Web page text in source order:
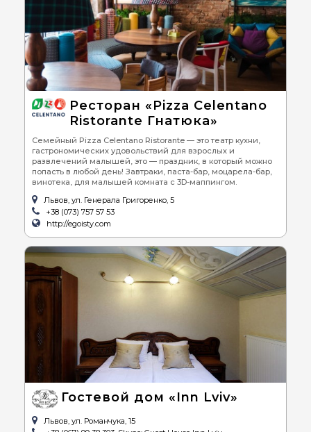
Ресторан «Pizza Celentano
Ristorante Гнатюка»
Семейный Pizza Celentano Ristorante — это театр кухни,
гастрономических удовольствий для взрослых и
развлечений малышей, это — праздник, в который можно
попасть в любой день! Завтраки, паста-бар, моцарела-бар,
винотека, для малышей комната с 3D-маппингом.
Львов, ул. Генерала Григоренко, 5
+38 (073) 757 57 53
http://egoisty.com
Гостевой дом «Inn Lviv»
Львов, ул. Романчука, 15